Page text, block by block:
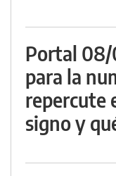
Portal 08/
para la
repercute
signo y